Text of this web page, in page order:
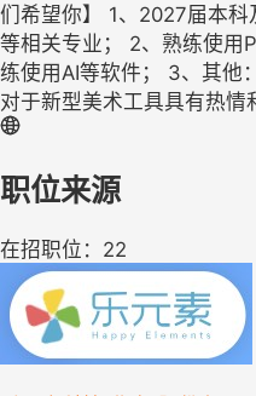
们希望你】 1、2027届本
等相关专业； 2、熟练使
练使用AI等软件； 3、其他
对于新型美术工具具有热情
职位来源
在招职位：22